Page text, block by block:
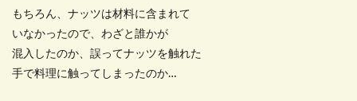
もちろん、ナッツは材料に含まれて
いなかったので、わざと誰かが
混入したのか、誤ってナッツを触れた
手で料理に触ってしまったのか…